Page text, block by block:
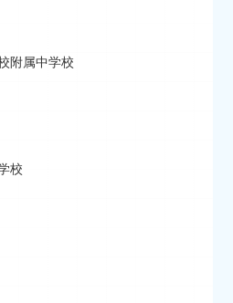
附属中学校
校